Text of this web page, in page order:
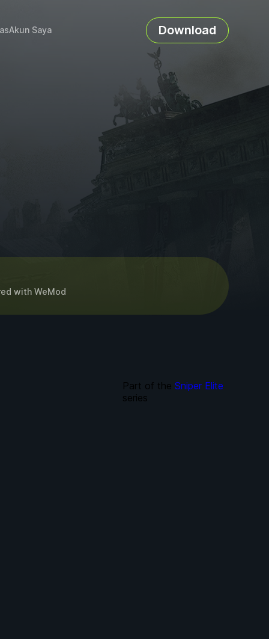
Akun Saya Download
with WeMod
Part of theSniper Elite
series